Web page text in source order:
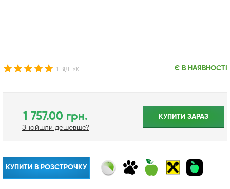
1 ВІДГУК Є В НАЯВНОСТІ
1 757.00 грн.
Знайшли дешевше?
КУПИТИ ЗАРАЗ
КУПИТИ В РОЗСТРОЧКУ